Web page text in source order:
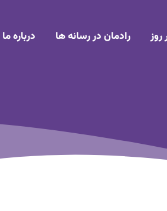
روز رادمان در رسانه ها درباره ما